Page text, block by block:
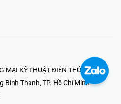
MẠI KỸ THUẬT ĐIỆN THÚY NHI
Thạnh, TP. Hồ Chí Minh